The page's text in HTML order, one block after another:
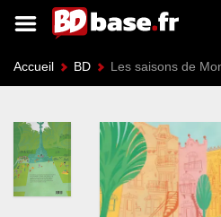
Accueil BD Les saisons de